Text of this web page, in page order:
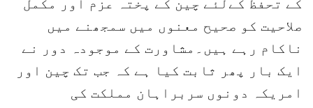
کے تحفظ کےلئے چین کے پختہ عزم اور مکمل
صلاحیت کو صحیح معنوں میں سمجھنے میں
ناکام رہے ہیں۔مشاورت کے موجودہ دور نے
ایک بار پھر ثابت کیا ہے کہ جب تک چین اور
امریکہ دونوں سربراہان مملکت کی